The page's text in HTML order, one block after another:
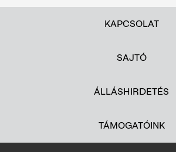
KAPCSOLAT
SAJTÓ
ÁLLÁSHIRDETÉS
TÁMOGATÓINK